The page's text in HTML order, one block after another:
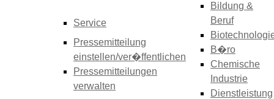
Service
Pressemitteilung
einstellen/ver�ffentlichen
Pressemitteilungen
verwalten
Bildung &
Beruf
B�ro
Chemische
Industrie
Dienstleistung